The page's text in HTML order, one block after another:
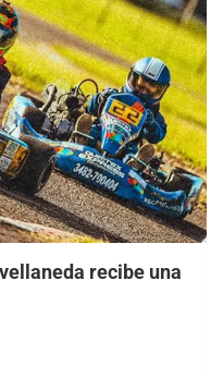
recibe una